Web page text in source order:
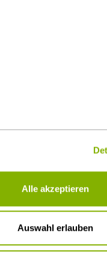
ist. Sie können Ihre
Einstellungen
Alle akzeptieren
Auswahl erlauben